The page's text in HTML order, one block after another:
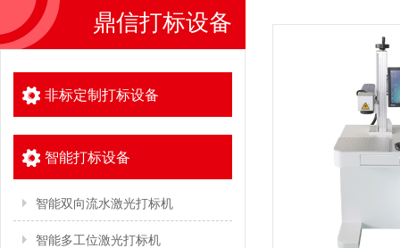
鼎信打标设备
非标定制打标设备
智能打标设备
智能双向流水激光打标机
智能多工位激光打标机